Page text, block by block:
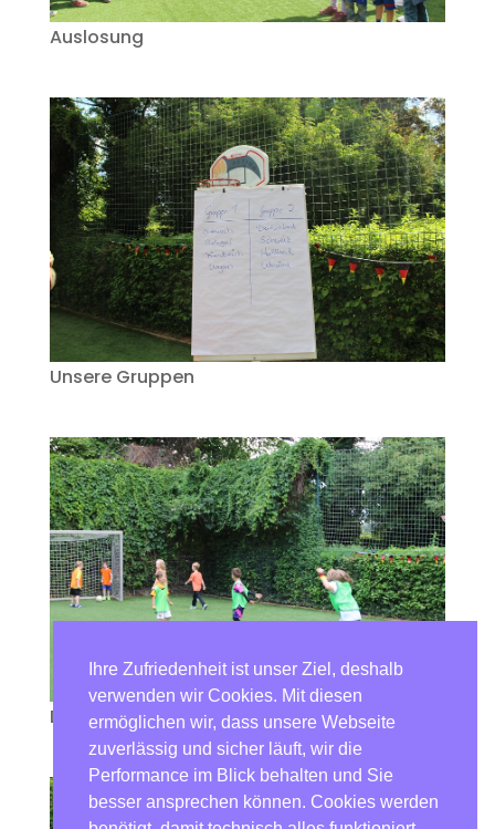
Auslosung
Unsere Gruppen
Die ersten Spiele laufen
Ihre Zufriedenheit ist unser Ziel, deshalb
verwenden wir Cookies. Mit diesen
ermöglichen wir, dass unsere Webseite
zuverlässig und sicher läuft, wir die
Performance im Blick behalten und Sie
besser ansprechen können. Cookies werden